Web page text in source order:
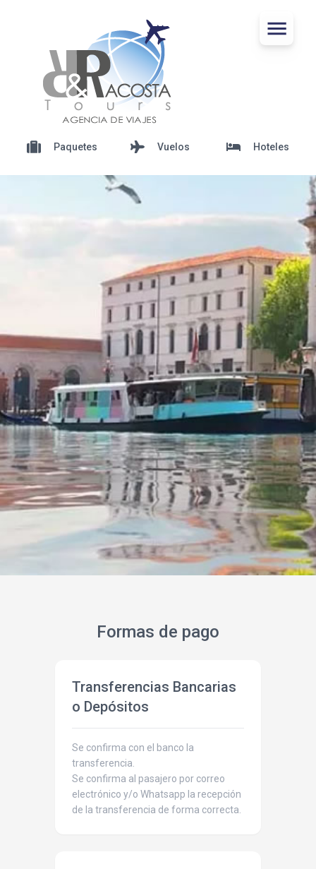
Paquetes Vuelos Hoteles
Formas de pago
Transferencias Bancarias
o Depósitos
Se confirma con el banco la
transferencia.
Se confirma al pasajero por correo
electrónico y/o Whatsapp la recepción
de la transferencia de forma correcta.